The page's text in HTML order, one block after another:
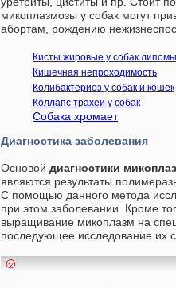
микоплазмозы у собак могут
абортам, рождению
Кисты жировые у собак липомы
Кишечная непроходимость
Колибактериоз у собак и кошек
Коллапс трахеи у собак
Собака хромает
Диагностика заболевания
Основой диагностики
являются результаты
С помощью данного метода
при этом заболевании. Кроме
выращивание микоплазм на
последующее исследование их